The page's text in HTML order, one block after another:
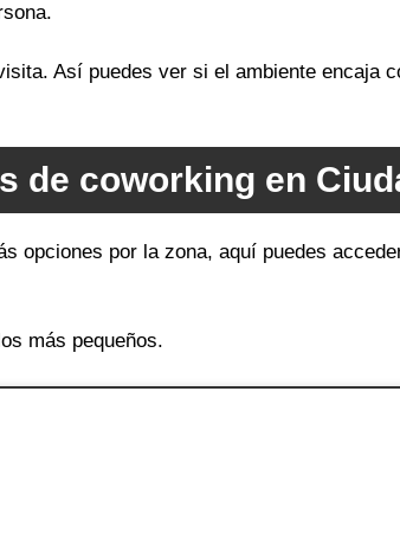
Así puedes ver si el ambiente encaja
de coworking en
opciones por la zona, aquí puedes
más pequeños.